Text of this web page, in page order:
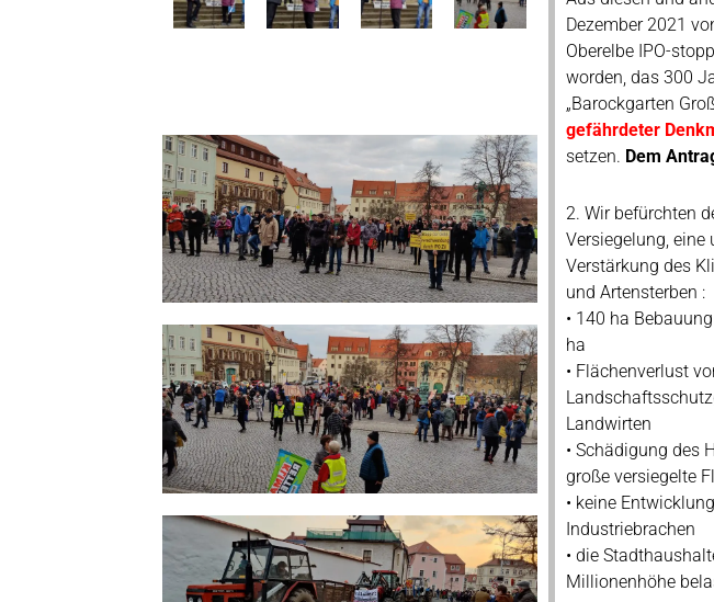
Dezember 2021
Oberelbe IPO-
worden, das 300
„Barockgarten
gefährdeter
setzen. Dem
2. Wir befürchten
Versiegelung, eine
Verstärkung des
und Artensterben :
• 140 ha
ha
• Flächenverlust
Landwirten
• Schädigung des
große versiegelte
• keine
Industriebrachen
• die
Millionenhöhe